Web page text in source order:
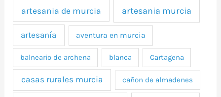
artesania de murcia artesania murcia
artesanía aventura en murcia
balneario de archena blanca Cartagena
casas rurales murcia cañon de almadenes